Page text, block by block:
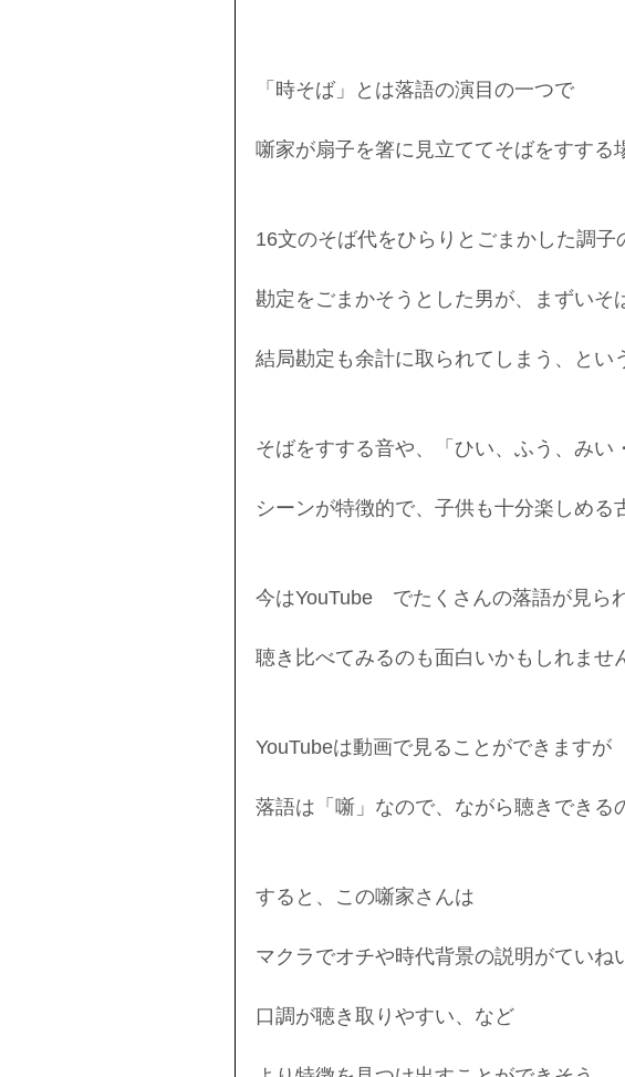
「時そば」とは落語の演目の一つで
噺家が扇子を箸に見立ててそばをすする
16文のそば代をひらりとごまかした調子
勘定をごまかそうとした男が、まずいそ
結局勘定も余計に取られてしまう、とい
そばをすする音や、「ひい、ふう、みい
シーンが特徴的で、子供も十分楽しめる
今はYouTube　でたくさんの落語が見ら
聴き比べてみるのも面白いかもしれませ
YouTubeは動画で見ることができますが
落語は「噺」なので、ながら聴きできる
すると、この噺家さんは
マクラでオチや時代背景の説明がていね
口調が聴き取りやすい、など